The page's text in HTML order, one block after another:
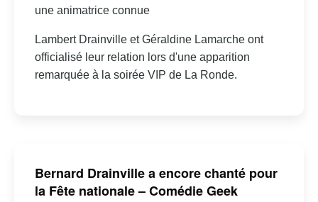
une animatrice connue
Lambert Drainville et Géraldine Lamarche ont
officialisé leur relation lors d'une apparition
remarquée à la soirée VIP de La Ronde.
Bernard Drainville a encore chanté pour
la Fête nationale – Comédie Geek